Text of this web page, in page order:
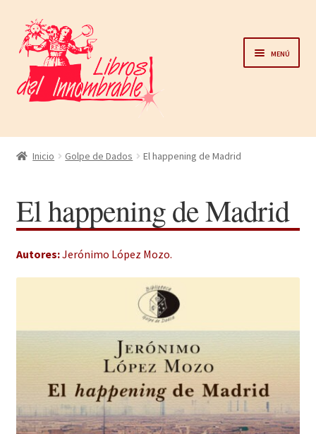
navegación
al
contenido
Menú
Home
Noticias
Autores
Inicio Golpe de Dados El happening de Madrid
El happening de Madrid
Autores:Jerónimo López Mozo.